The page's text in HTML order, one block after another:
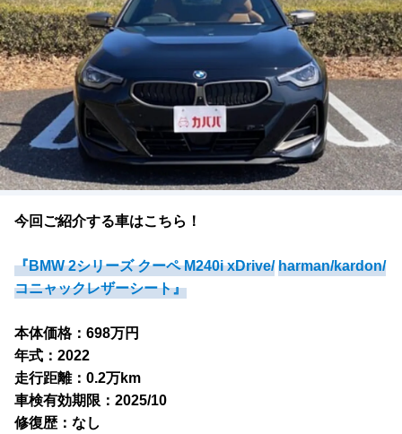
今回ご紹介する車はこちら！
『BMW 2シリーズ クーペ M240i xDrive/ harman/kardon/
コニャックレザーシート』
本体価格：698万円
年式：2022
走行距離：0.2万km
車検有効期限：2025/10
修復歴：なし